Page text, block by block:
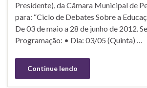
Presidente), da Câmara Municipal de
para: “Ciclo de Debates Sobre a
De 03 de maio a 28 de junho de 2012.
Programação: • Dia: 03/05 (Quinta) …
Continue lendo